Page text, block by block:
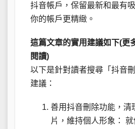
抖音帳戶，保留最新和最有
你的帳戶更精緻。
這篇文章的實用建議如下(更
閱讀)
以下是針對讀者搜尋「抖音
建議：
善用抖音刪除功能，清
片，維持個人形象：